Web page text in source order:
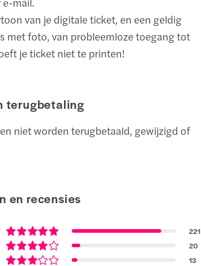
van je digitale ticket, en een geldig
met foto, van probleemloze toegang tot
je ticket niet te printen!
terugbetaling
niet worden terugbetaald, gewijzigd of
en recensies
221
20
13